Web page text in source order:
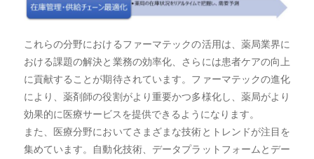
これらの分野におけるファーマテックの活用は、薬局業界に
おける課題の解決と業務の効率化、さらには患者ケアの向上
に貢献することが期待されています。ファーマテックの進化
により、薬剤師の役割がより重要かつ多様化し、薬局がより
効果的に医療サービスを提供できるようになります。
また、医療分野においてさまざまな技術とトレンドが注目を
集めています。自動化技術、データプラットフォームとデー